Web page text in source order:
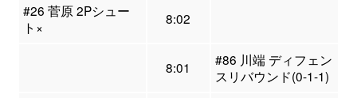
#26 菅原 2Pシュー
ト×
8:02
8:01
#86 川端 ディフェン
スリバウンド(0-1-1)